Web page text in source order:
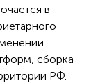
в
сборка
РФ.